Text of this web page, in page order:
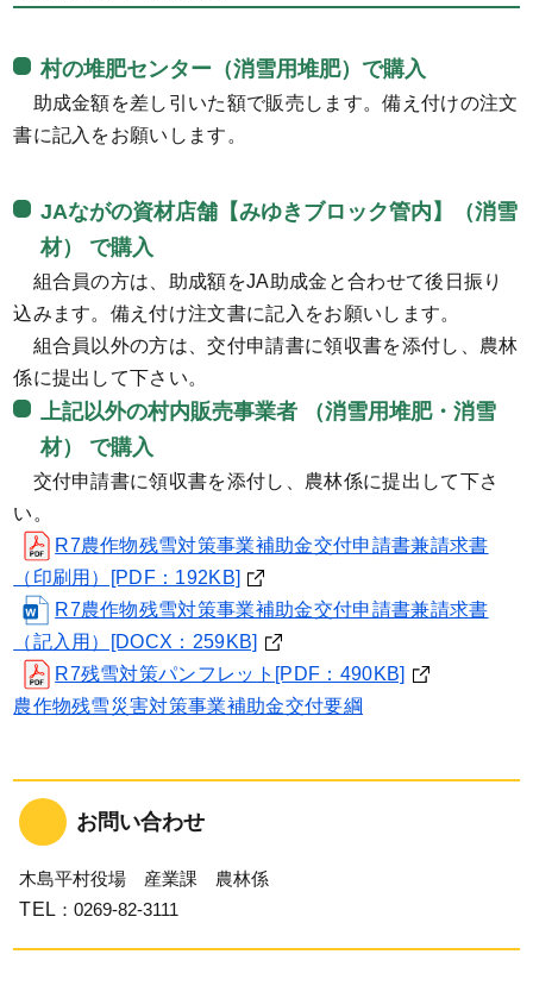
村の堆肥センター（消雪用堆肥）で購入
助成金額を差し引いた額で販売します。備え付けの注文
書に記入をお願いします。
JAながの資材店舗【みゆきブロック管内】（消雪
材） で購入
組合員の方は、助成額をJA助成金と合わせて後日振り
込みます。備え付け注文書に記入をお願いします。
組合員以外の方は、交付申請書に領収書を添付し、農林
係に提出して下さい。
上記以外の村内販売事業者 （消雪用堆肥・消雪
材） で購入
交付申請書に領収書を添付し、農林係に提出して下さ
い。
R7農作物残雪対策事業補助金交付申請書兼請求書
（印刷用）[PDF：192KB]
R7農作物残雪対策事業補助金交付申請書兼請求書
（記入用）[DOCX：259KB]
R7残雪対策パンフレット[PDF：490KB]
農作物残雪災害対策事業補助金交付要綱
お問い合わせ
木島平村役場 産業課 農林係
TEL ：0269-82-3111